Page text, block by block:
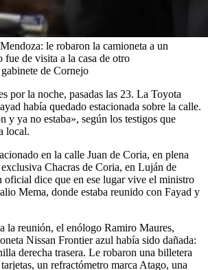
le robaron la camioneta a un
fue de visita a la casa de otro
de Cornejo
por la noche, pasadas las 23. La Toyota
había quedado estacionada sobre la calle.
y ya no estaba», según los testigos que
local.
en la calle Juan de Coria, en plena
Chacras de Coria, en Luján de
dice que en ese lugar vive el ministro
Mema, donde estaba reunido con Fayad y
la reunión, el enólogo Ramiro Maures,
Nissan Frontier azul había sido dañada:
derecha trasera. Le robaron una billetera
un refractómetro marca Atago, una